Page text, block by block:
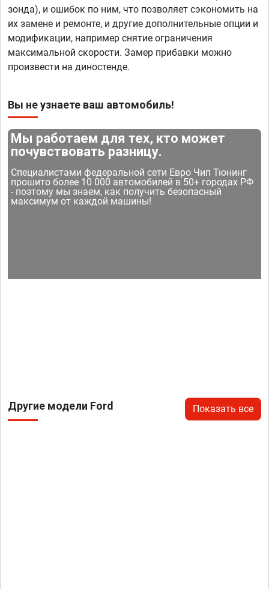
зонда), и ошибок по ним, что позволяет сэкономить на
их замене и ремонте, и другие дополнительные опции и
модификации, например снятие ограничения
максимальной скорости. Замер прибавки можно
произвести на диностенде.
Вы не узнаете ваш автомобиль!
Мы работаем для тех, кто может
почувствовать разницу.
Специалистами федеральной сети Евро Чип Тюнинг
прошито более 10 000 автомобилей в 50+ городах РФ
- поэтому мы знаем, как получить безопасный
максимум от каждой машины!
Другие модели Ford Показать все